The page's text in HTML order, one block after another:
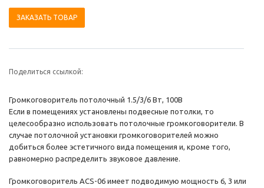
ЗАКАЗАТЬ ТОВАР
Поделиться ссылкой:
Громкоговоритель потолочный 1.5/3/6 Вт, 100В
Если в помещениях установлены подвесные потолки, то
целесообразно использовать потолочные громкоговорители. В
случае потолочной установки громкоговорителей можно
добиться более эстетичного вида помещения и, кроме того,
равномерно распределить звуковое давление.
Громкоговоритель ACS-06 имеет подводимую мощность 6, 3 или